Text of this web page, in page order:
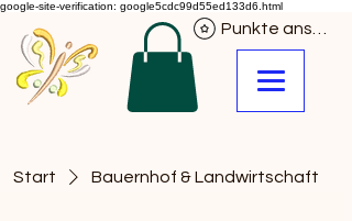
google-site-verification: google5cdc99d55ed133d6.html
Start Bauernhof & Landwirtschaft